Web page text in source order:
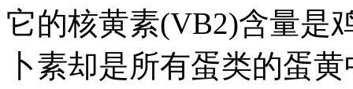
它的核黄素(VB2)含量是
卜素却是所有蛋类的蛋